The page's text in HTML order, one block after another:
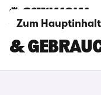
Zum Hauptinhalt
&